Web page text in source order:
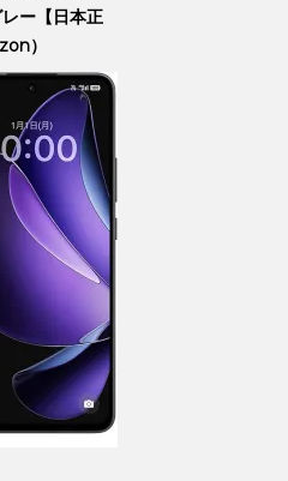
ー【日本正
）